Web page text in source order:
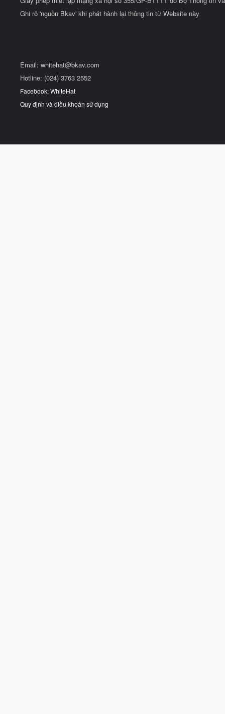
Ghi rõ 'nguồn Bkav' khi phát hành lại thông tin từ Website này
Email: whitehat@bkav.com
Hotline: (024) 3763 2552
Facebook: WhiteHat
Quy định và điều khoản sử dụng